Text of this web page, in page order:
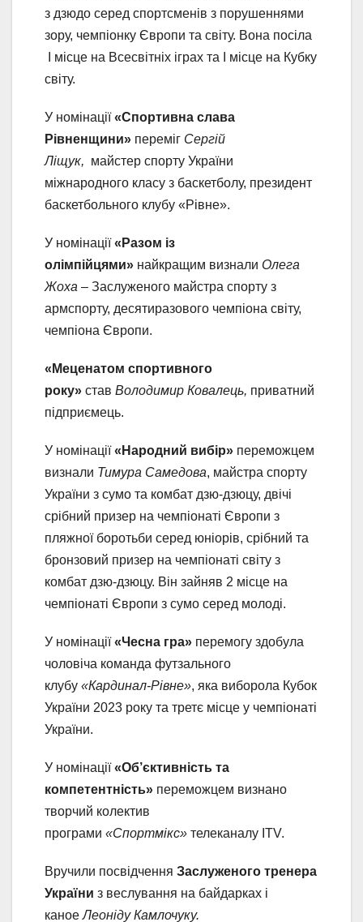
з дзюдо серед спортсменів з порушеннями
зору, чемпіонку Європи та світу. Вона посіла
І місце на Всесвітніх іграх та І місце на Кубку
світу.
У номінації«Спортивна слава
Рівненщини» переміг Сергій
Ліщук, майстер спорту України
міжнародного класу з баскетболу, президент
баскетбольного клубу «Рівне».
У номінації«Разом із
олімпійцями» найкращим визнали Олега
Жоха – Заслуженого майстра спорту з
армспорту, десятиразового чемпіона світу,
чемпіона Європи.
«Меценатом спортивного
року» став Володимир Ковалець, приватний
підприємець.
У номінації«Народний вибір» переможцем
визнали Тимура Самедова, майстра спорту
України з сумо та комбат дзю-дзюцу, двічі
срібний призер на чемпіонаті Європи з
пляжної боротьби серед юніорів, срібний та
бронзовий призер на чемпіонаті світу з
комбат дзю-дзюцу. Він зайняв 2 місце на
чемпіонаті Європи з сумо серед молоді.
У номінації«Чесна гра» перемогу здобула
чоловіча команда футзального
клубу «Кардинал-Рівне», яка виборола Кубок
України 2023 року та третє місце у чемпіонаті
України.
У номінації«Об’єктивність та
компетентність» переможцем визнано
творчий колектив
програми «Спортмікс» телеканалу ITV.
Вручили посвідчення Заслуженого тренера
України з веслування на байдарках і
каноеЛеоніду Камлочуку.